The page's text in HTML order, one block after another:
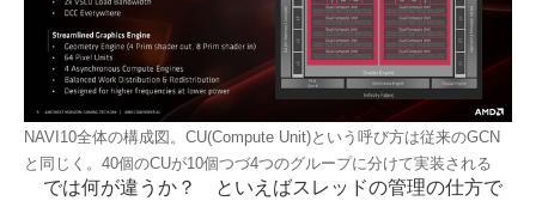
NAVI10全体の構成図。CU(Compute Unit)という呼び方は従来のGCN
と同じく。40個のCUが10個つづ4つのグループに分けて実装される
では何が違うか？ といえばスレッドの管理の仕方で